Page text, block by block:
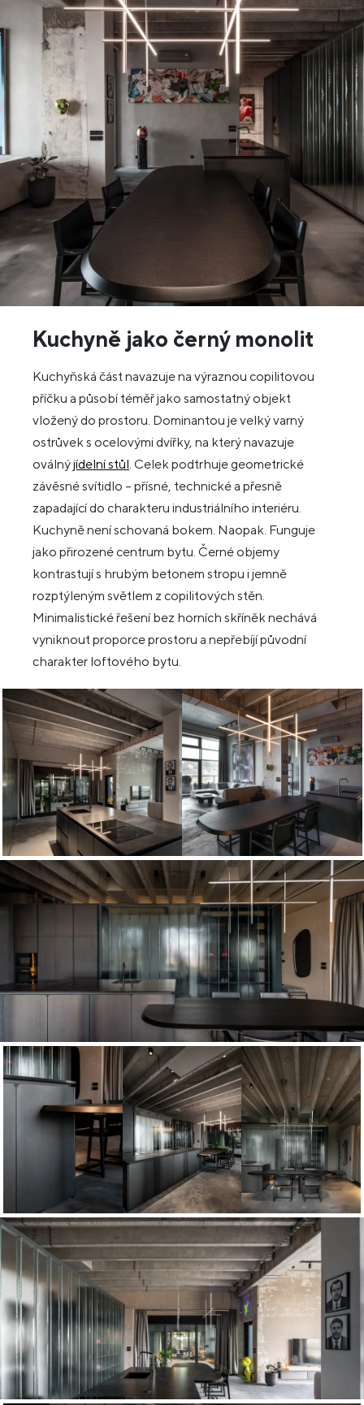
Kuchyně jako černý monolit
Kuchyňská část navazuje na výraznou copilitovou
příčku a působí téměř jako samostatný objekt
vložený do prostoru. Dominantou je velký varný
ostrůvek s ocelovými dvířky, na který navazuje
oválnýjídelní stůl. Celek podtrhuje geometrické
závěsné svítidlo – přísné, technické a přesně
zapadající do charakteru industriálního interiéru.
Kuchyně není schovaná bokem. Naopak. Funguje
jako přirozené centrum bytu. Černé objemy
kontrastují s hrubým betonem stropu i jemně
rozptýleným světlem z copilitových stěn.
Minimalistické řešení bez horních skříněk nechává
vyniknout proporce prostoru a nepřebíjí původní
charakter loftového bytu.